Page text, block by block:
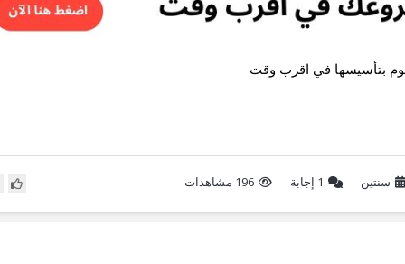
بتأسيسها في اقرب وقت
سنتين 1 إجابة 196 مشاهدات